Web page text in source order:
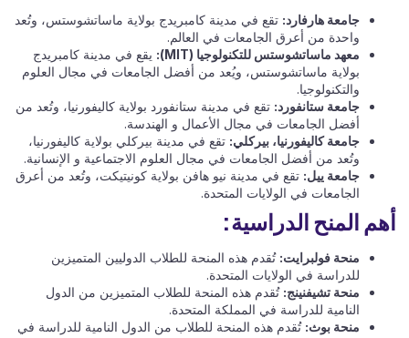
جامعة هارفارد: تقع في مدينة كامبريدج بولاية ماساتشوستس، وتُعد
واحدة من أعرق الجامعات في العالم.
معهد ماساتشوستس للتكنولوجيا (MIT):
يقع في مدينة كامبريدج
بولاية ماساتشوستس، ويُعد من أفضل الجامعات في مجال العلوم
والتكنولوجيا.
جامعة ستانفورد: تقع في مدينة ستانفورد بولاية كاليفورنيا، وتُعد من
أفضل الجامعات في مجال الأعمال و الهندسة.
جامعة كاليفورنيا، بيركلي: تقع في مدينة بيركلي بولاية كاليفورنيا،
وتُعد من أفضل الجامعات في مجال العلوم الاجتماعية و الإنسانية.
جامعة ييل: تقع في مدينة نيو هافن بولاية كونيتيكت، وتُعد من أعرق
الجامعات في الولايات المتحدة.
أهم المنح الدراسية:
منحة فولبرايت: تُقدم هذه المنحة للطلاب الدوليين المتميزين
للدراسة في الولايات المتحدة.
منحة تشيفنينج: تُقدم هذه المنحة للطلاب المتميزين من الدول
النامية للدراسة في المملكة المتحدة.
منحة بوث: تُقدم هذه المنحة للطلاب من الدول النامية للدراسة في